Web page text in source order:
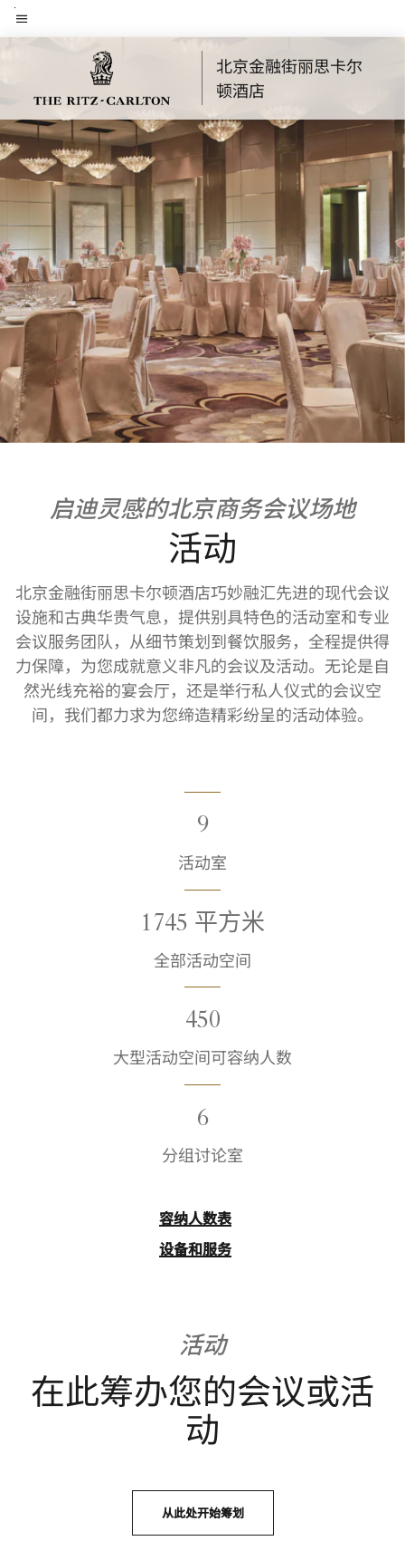
Skip
to菜单文本
北京金融街丽思卡尔
顿酒店
启迪灵感的北京商务会议场地
活动
北京金融街丽思卡尔顿酒店巧妙融汇先进的现代会议
设施和古典华贵气息，提供别具特色的活动室和专业
会议服务团队，从细节策划到餐饮服务，全程提供得
力保障，为您成就意义非凡的会议及活动。无论是自
然光线充裕的宴会厅，还是举行私人仪式的会议空
间，我们都力求为您缔造精彩纷呈的活动体验。
9
活动室
1745 平方米
全部活动空间
450
大型活动空间可容纳人数
6
分组讨论室
容纳人数表
设备和服务
活动
在此筹办您的会议或活
动
从此处开始筹划